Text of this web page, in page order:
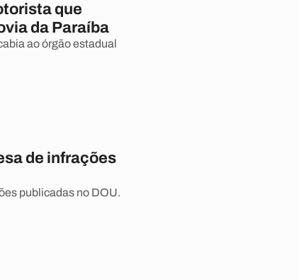
que
da Paraíba
ao órgão estadual
de infrações
publicadas no DOU.